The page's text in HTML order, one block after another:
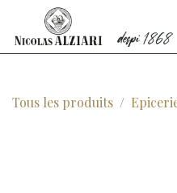
Tous les produits